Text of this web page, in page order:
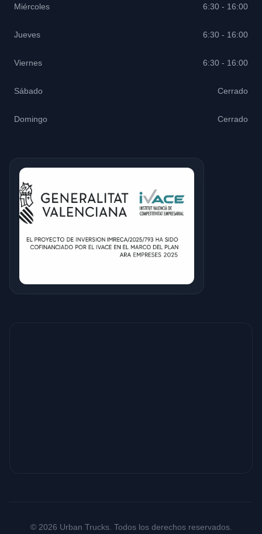
Miércoles 6:30 - 16:00
Jueves 6:30 - 16:00
Viernes 6:30 - 16:00
Sábado Cerrado
Domingo Cerrado
© 2026 Urban Trucks. Todos los derechos reservados.